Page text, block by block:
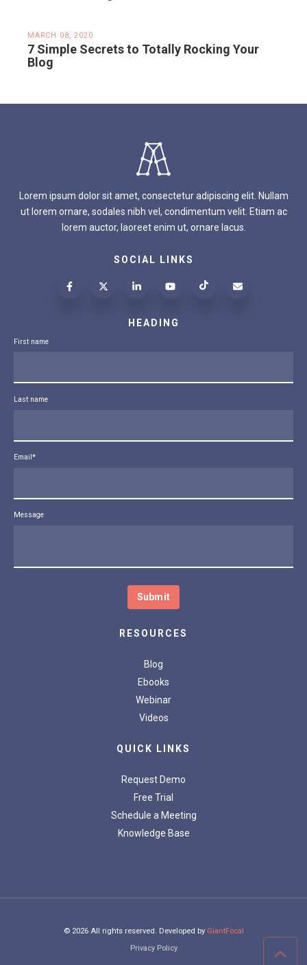
MARCH 08, 2020
7 Simple Secrets to Totally Rocking Your
Blog
Lorem ipsum dolor sit amet, consectetur adipiscing elit. Nullam
ut lorem ornare, sodales nibh vel, condimentum velit. Etiam ac
lorem auctor, laoreet enim ut, ornare lacus.
SOCIAL LINKS
HEADING
First name
Last name
Email *
Message
RESOURCES
Blog
Ebooks
Webinar
Videos
QUICK LINKS
Request Demo
Free Trial
Schedule a Meeting
Knowledge Base
© 2026 All rights reserved. Developed by GiantFocal
Privacy Policy